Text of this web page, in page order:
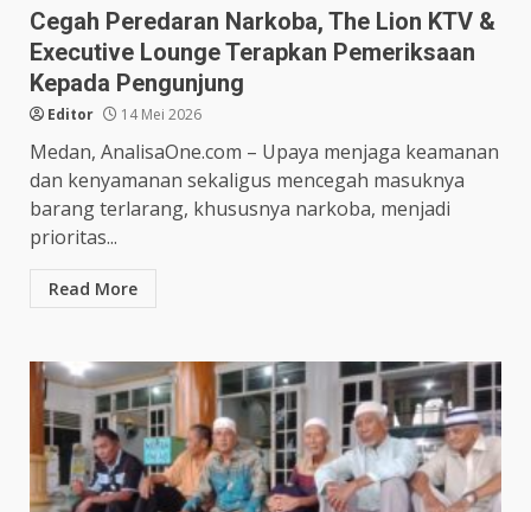
Cegah Peredaran Narkoba, The Lion KTV &
Executive Lounge Terapkan Pemeriksaan
Kepada Pengunjung
Editor 14 Mei 2026
Medan, AnalisaOne.com – Upaya menjaga keamanan
dan kenyamanan sekaligus mencegah masuknya
barang terlarang, khususnya narkoba, menjadi
prioritas...
Read More